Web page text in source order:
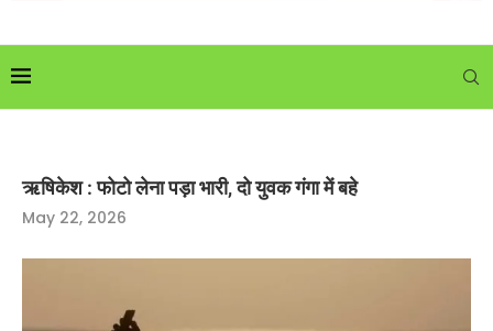
ऋषिकेश : फोटो लेना पड़ा भारी, दो युवक गंगा में बहे
May 22, 2026